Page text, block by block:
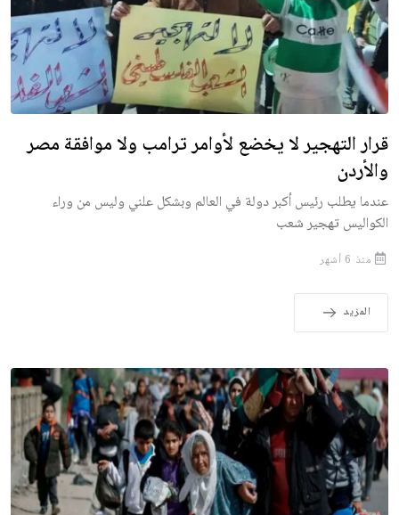
قرار التهجير لا يخضع لأوامر ترامب ولا موافقة مصر
والأردن
عندما يطلب رئيس أكبر دولة في العالم وبشكل علني وليس من وراء
الكواليس تهجير شعب
منذ 6 أشهر
المزيد